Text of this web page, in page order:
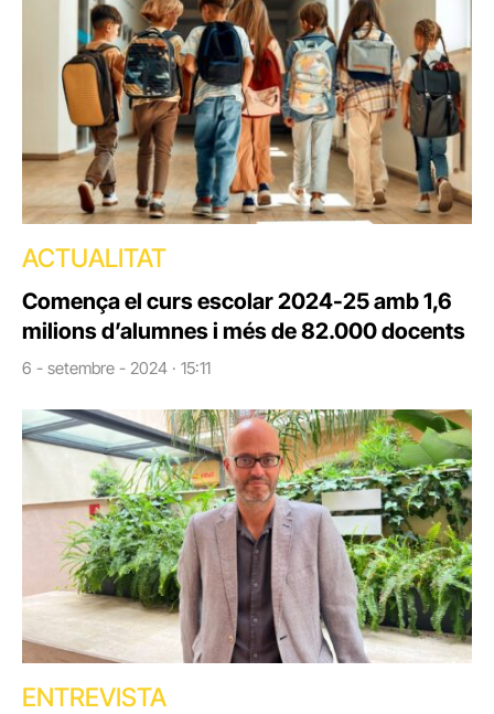
ACTUALITAT
Comença el curs escolar 2024-25 amb 1,6
milions d’alumnes i més de 82.000 docents
6 - setembre - 2024 · 15:11
ENTREVISTA